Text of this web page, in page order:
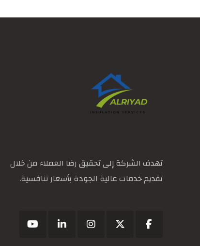
تهدف الشركة إلى تحقيق رضا العملاء من خلال
تقديم خدمات عالية الجودة بأسعار تنافسية.